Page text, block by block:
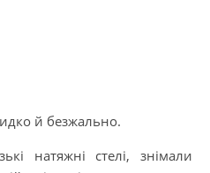
й безжально.
натяжні стелі, знімали